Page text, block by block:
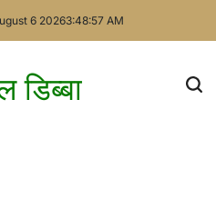
6 20263:48:57 AM
डिब्बा